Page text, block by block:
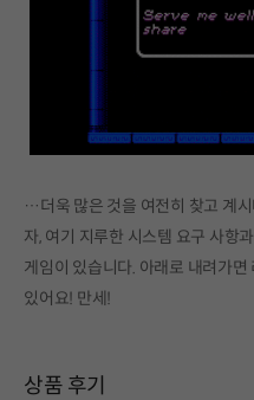
…더욱 많은 것을 여전히 찾고 계
자, 여기 지루한 시스템 요구 사항
게임이 있습니다. 아래로 내려가
있어요! 만세!
상품 후기